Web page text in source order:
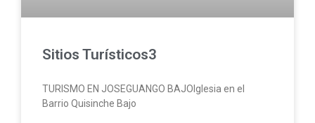
Sitios Turísticos3
TURISMO EN JOSEGUANGO BAJOIglesia en el
Barrio Quisinche Bajo